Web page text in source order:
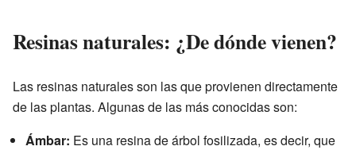
Resinas naturales: ¿De dónde vienen?
Las resinas naturales son las que provienen directamente
de las plantas. Algunas de las más conocidas son:
Ámbar: Es una resina de árbol fosilizada, es decir, que